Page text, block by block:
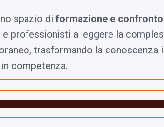
spazio di formazione e confronto
professionisti a leggere la
trasformando la conoscenza
competenza.